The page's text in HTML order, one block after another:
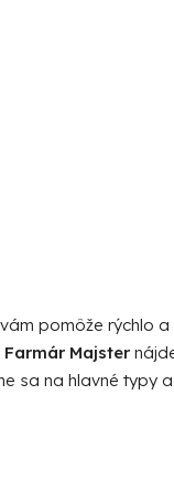
pomôže rýchlo
Farmár Majster
sa na hlavné typy